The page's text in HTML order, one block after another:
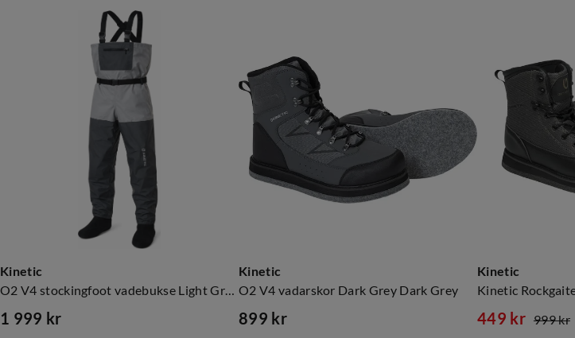
Kinetic
O2 V4 stockingfoot vadebukse Light Grey/Grey
1 999 kr
Kinetic
O2 V4 vadarskor Dark Grey Dark Grey
899 kr
Kinetic
449 kr 999 kr